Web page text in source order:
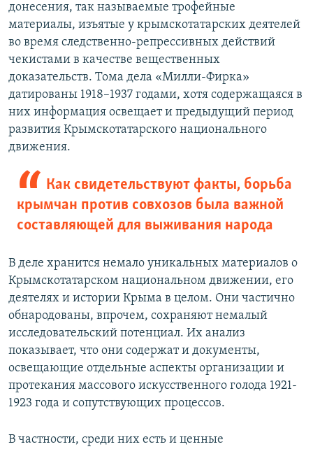
донесения, так называемые трофейные
материалы, изъятые у крымскотатарских деятелей
во время следственно-репрессивных действий
чекистами в качестве вещественных
доказательств. Тома дела «Милли-Фирка»
датированы 1918–1937 годами, хотя содержащаяся в
них информация освещает и предыдущий период
развития Крымскотатарского национального
движения.
Как свидетельствуют факты, борьба
крымчан против совхозов была важной
составляющей для выживания народа
В деле хранится немало уникальных материалов о
Крымскотатарском национальном движении, его
деятелях и истории Крыма в целом. Они частично
обнародованы, впрочем, сохраняют немалый
исследовательский потенциал. Их анализ
показывает, что они содержат и документы,
освещающие отдельные аспекты организации и
протекания массового искусственного голода 1921-
1923 года и сопутствующих процессов.
В частности, среди них есть и ценные